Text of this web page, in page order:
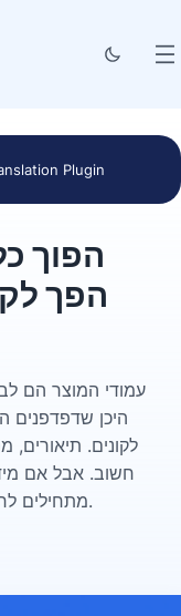
Plugin
הפוך
לקונים.
חשוב. אבל אם
מתחילים לחלחל בלבול. والارتباك يقضي على التحويلات.